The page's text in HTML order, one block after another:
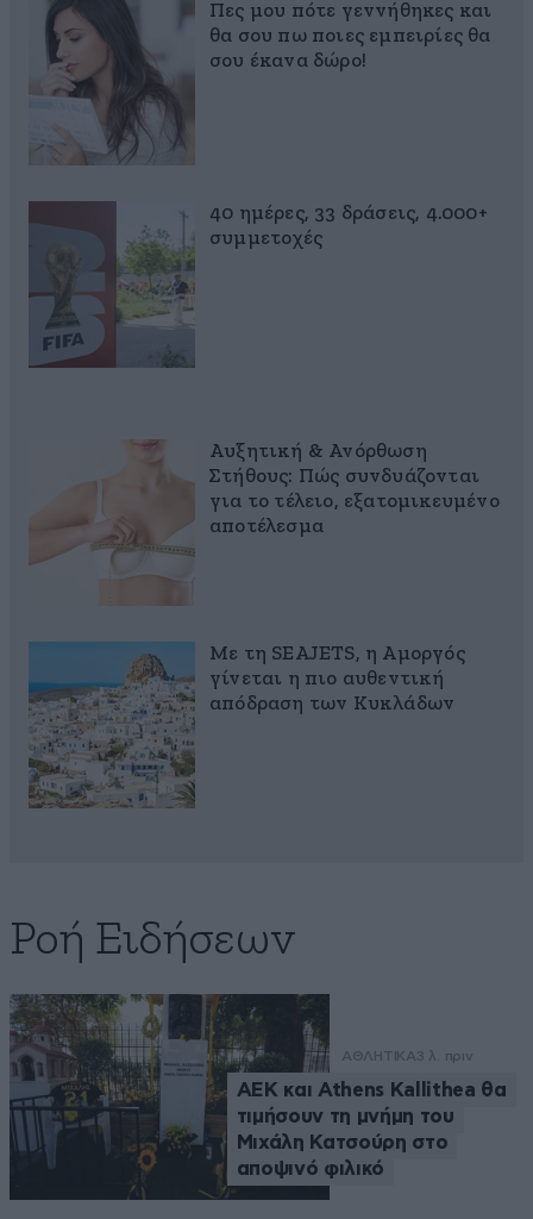
Πες μου πότε γεννήθηκες και
θα σου πω ποιες εμπειρίες θα
σου έκανα δώρο!
40 ημέρες, 33 δράσεις, 4.000+
συμμετοχές
Αυξητική & Ανόρθωση
Στήθους: Πώς συνδυάζονται
για το τέλειο, εξατομικευμένο
αποτέλεσμα
Με τη SEAJETS, η Αμοργός
γίνεται η πιο αυθεντική
απόδραση των Κυκλάδων
Ροή Ειδήσεων
ΑΘΛΗΤΙΚΑ3 λ. πριν
ΑΕΚ και Athens Kallithea θα
τιμήσουν τη μνήμη του
Μιχάλη Κατσούρη στο
αποψινό φιλικό